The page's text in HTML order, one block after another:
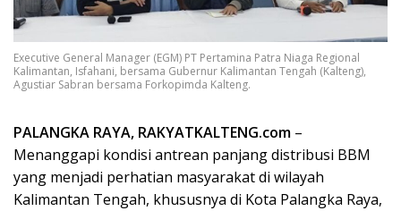
Executive General Manager (EGM) PT Pertamina Patra Niaga Regional
Kalimantan, Isfahani, bersama Gubernur Kalimantan Tengah (Kalteng),
Agustiar Sabran bersama Forkopimda Kalteng.
PALANGKA RAYA, RAKYATKALTENG.com –
Menanggapi kondisi antrean panjang distribusi BBM
yang menjadi perhatian masyarakat di wilayah
Kalimantan Tengah, khususnya di Kota Palangka Raya,